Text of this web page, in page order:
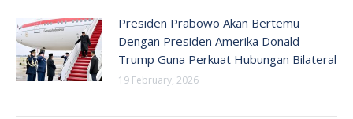
Presiden Prabowo Akan Bertemu
Dengan Presiden Amerika Donald
Trump Guna Perkuat Hubungan Bilateral
19 February, 2026